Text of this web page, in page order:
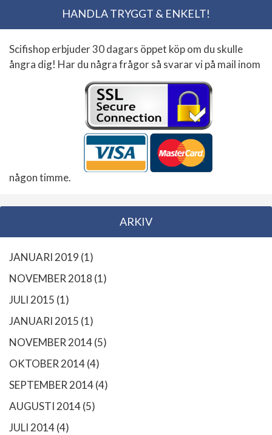
HANDLA TRYGGT & ENKELT!
Scifishop erbjuder 30 dagars öppet köp om du skulle
ångra dig! Har du några frågor så svarar vi på mail inom
någon timme.
ARKIV
JANUARI 2019 (1)
NOVEMBER 2018 (1)
JULI 2015 (1)
JANUARI 2015 (1)
NOVEMBER 2014(5)
OKTOBER 2014(4)
SEPTEMBER 2014(4)
AUGUSTI 2014(5)
JULI 2014(4)